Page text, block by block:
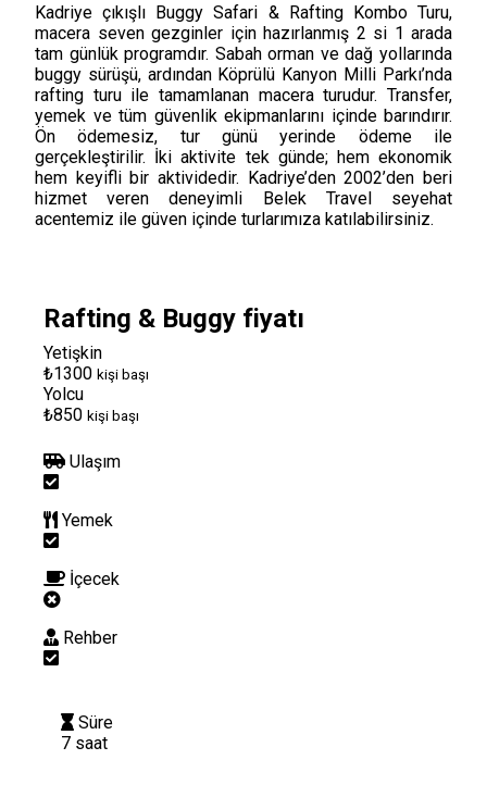
Kadriye çıkışlı Buggy Safari & Rafting Kombo Turu,
macera seven gezginler için hazırlanmış 2 si 1 arada
tam günlük programdır. Sabah orman ve dağ yollarında
buggy sürüşü, ardından Köprülü Kanyon Milli Parkı’nda
rafting turu ile tamamlanan macera turudur. Transfer,
yemek ve tüm güvenlik ekipmanlarını içinde barındırır.
Ön ödemesiz, tur günü yerinde ödeme ile
gerçekleştirilir. İki aktivite tek günde; hem ekonomik
hem keyifli bir aktividedir. Kadriye’den 2002’den beri
hizmet veren deneyimli Belek Travel seyehat
acentemiz ile güven içinde turlarımıza katılabilirsiniz.
Rafting & Buggy fiyatı
Yetişkin
₺1300 kişi başı
Yolcu
₺850 kişi başı
Ulaşım
Yemek
İçecek
Rehber
Süre
7 saat